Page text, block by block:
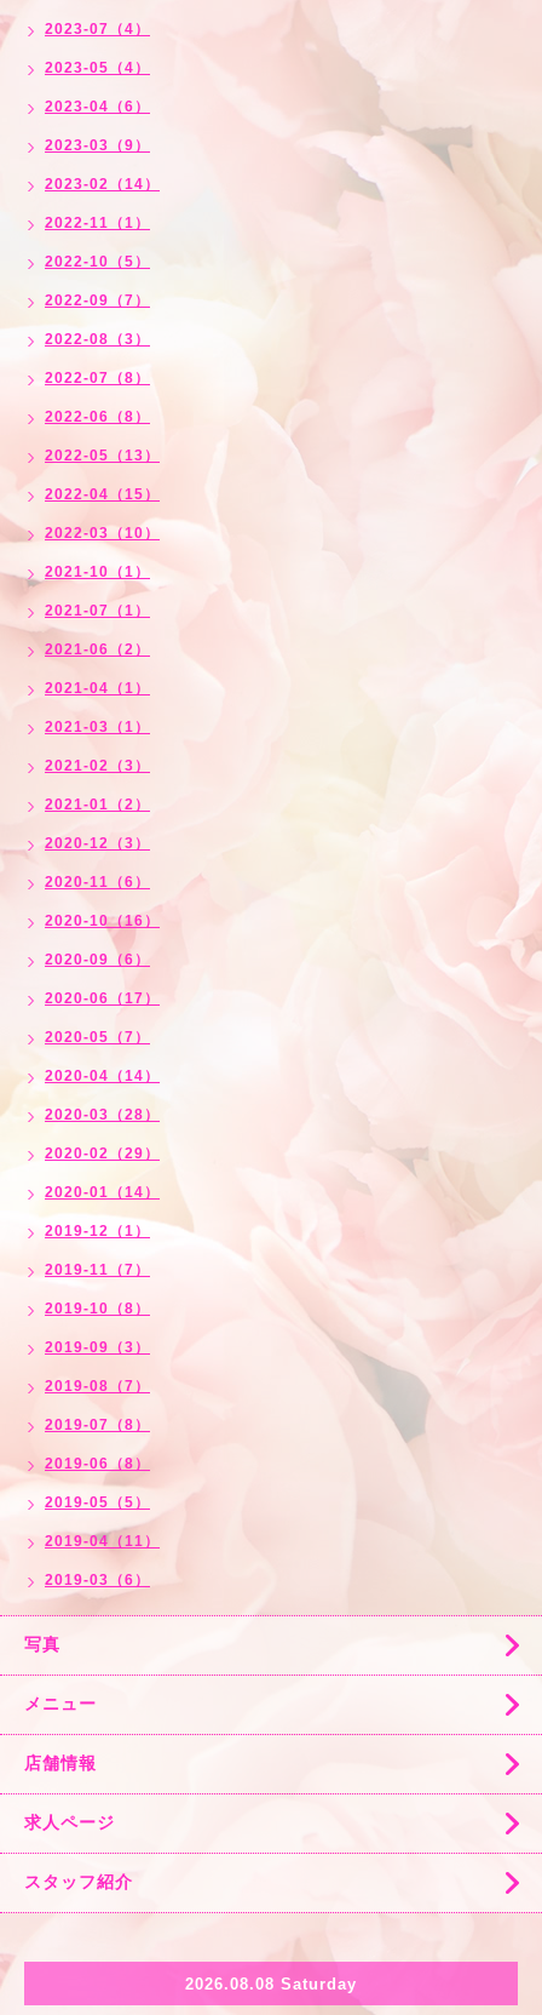
2023-07（4）
2023-05（4）
2023-04（6）
2023-03（9）
2023-02（14）
2022-11（1）
2022-10（5）
2022-09（7）
2022-08（3）
2022-07（8）
2022-06（8）
2022-05（13）
2022-04（15）
2022-03（10）
2021-10（1）
2021-07（1）
2021-06（2）
2021-04（1）
2021-03（1）
2021-02（3）
2021-01（2）
2020-12（3）
2020-11（6）
2020-10（16）
2020-09（6）
2020-06（17）
2020-05（7）
2020-04（14）
2020-03（28）
2020-02（29）
2020-01（14）
2019-12（1）
2019-11（7）
2019-10（8）
2019-09（3）
2019-08（7）
2019-07（8）
2019-06（8）
2019-05（5）
2019-04（11）
2019-03（6）
写真
メニュー
店舗情報
求人ページ
スタッフ紹介
2026.08.08 Saturday